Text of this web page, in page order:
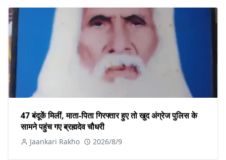
47 बंदूकें मिलीं, माता-पिता गिरफ्तार हुए तो खुद अंग्रेज पुलिस के
सामने पहुंच गए ब्रह्मदेव चौधरी
Jaankari Rakho 2026/8/9